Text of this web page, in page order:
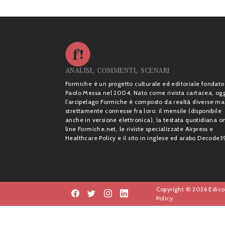
ANALISI, COMMENTI, SCENARI
Formiche è un progetto culturale ed editoriale fondato
Paolo Messa nel 2004. Nato come rivista cartacea,
l’arcipelago Formiche è composto da realtà diverse ma
strettamente connesse fra loro: il mensile (disponibile
anche in versione elettronica), la testata quotidiana
line Formiche.net, le riviste specializzate Airpress e
Healthcare Policy e il sito in inglese ed arabo
Copyright © 2026
Policy.